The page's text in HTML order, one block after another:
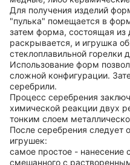
Для получения изделий
"пулька" помещается в
затем форма, состоящая из
раскрывается, и игрушка
стеклоплавильной горелки
Использование форм
сложной конфигурации.
серебрили.
Процесс серебрения
химической реакции двух
тонким слоем
После серебрения следует
игрушек:
самое простое - нанесение
смешанного с